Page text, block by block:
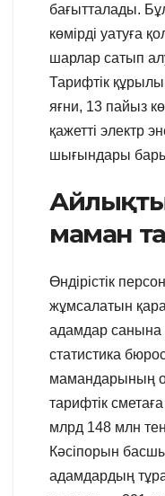
бағытталады.
көмірді уатуға
шарлар сатып
Тарифтік
яғни, 13 пайыз
қажетті электр
шығындары
маман
Өндірістік
жұмсалатын
адамдар санына
статистика
мамандарының
тарифтік сметаға
млрд 148 млн
Кәсіпорын
адамдардың